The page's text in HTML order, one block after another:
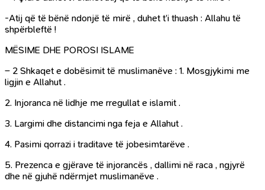
-Atij që të bënë ndonjë të mirë , duhet t’i thuash : Allahu të
shpërbleftë !
MËSIME DHE POROSI ISLAME
– 2 Shkaqet e dobësimit të muslimanëve : 1. Mosgjykimi me
ligjin e Allahut .
2. Injoranca në lidhje me rregullat e islamit .
3. Largimi dhe distancimi nga feja e Allahut .
4. Pasimi qorrazi i traditave të jobesimtarëve .
5. Prezenca e gjërave të injorancës , dallimi në raca , ngjyrë
dhe në gjuhë ndërmjet muslimanëve .